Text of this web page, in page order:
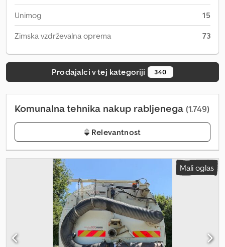
Unimog 15
Zimska vzdrževalna oprema 73
Prodajalci v tej kategoriji 340
Komunalna tehnika nakup rabljenega (1.749)
Relevantnost
Mali oglas